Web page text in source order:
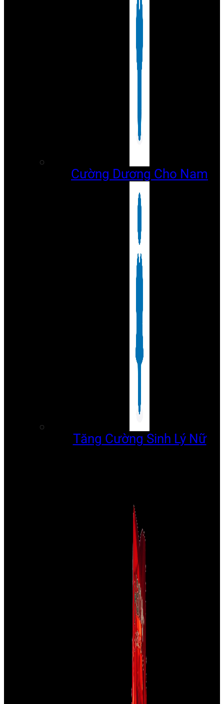
Cường Dương Cho Nam
Tăng Cường Sinh Lý Nữ